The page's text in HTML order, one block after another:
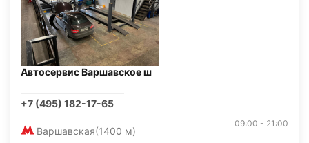
Автосервис Варшавское ш
+7 (495) 182-17-65
Варшавская(1400 м)
09:00 - 21:00